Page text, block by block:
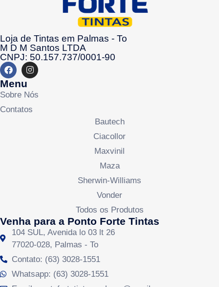
Loja de Tintas em Palmas - To
M D M Santos LTDA
CNPJ: 50.157.737/0001-90
Menu
Sobre Nós
Contatos
Bautech
Ciacollor
Maxvinil
Maza
Sherwin-Williams
Vonder
Todos os Produtos
Venha para a Ponto Forte Tintas
104 SUL, Avenida lo 03 lt 26
77020-028, Palmas - To
Contato: (63) 3028-1551
Whatsapp: (63) 3028-1551